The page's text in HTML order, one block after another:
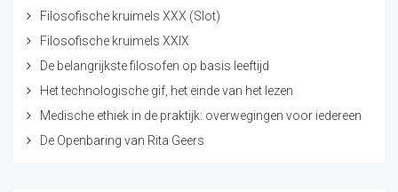
Filosofische kruimels XXX (Slot)
Filosofische kruimels XXIX
De belangrijkste filosofen op basis leeftijd
Het technologische gif, het einde van het lezen
Medische ethiek in de praktijk: overwegingen voor iedereen
De Openbaring van Rita Geers